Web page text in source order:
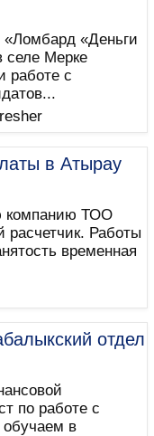
«Деньги
селе Мерке
работе с
в Атырау
компанию ТОО
расчетчик. Работы
временная
отдел
по работе с
в